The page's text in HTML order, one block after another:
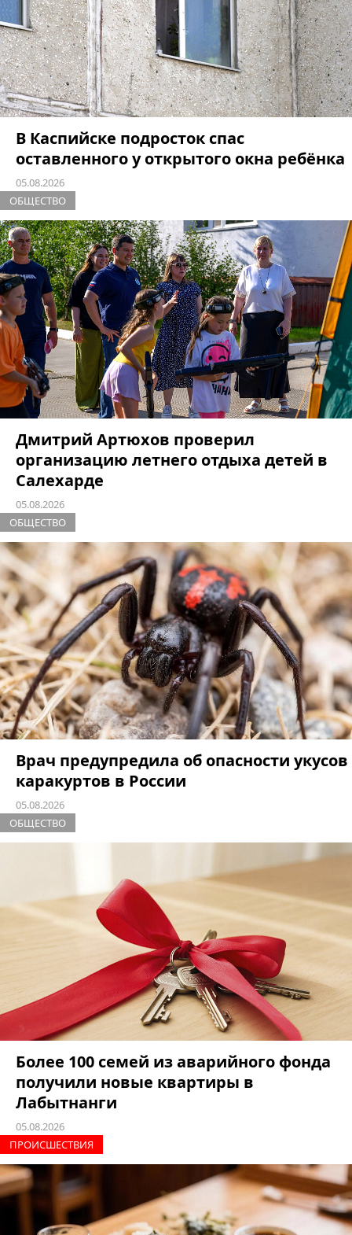
В Каспийске подросток спас
оставленного у открытого окна ребёнка
05.08.2026
ОБЩЕСТВО
Дмитрий Артюхов проверил
организацию летнего отдыха детей в
Салехарде
05.08.2026
ОБЩЕСТВО
Врач предупредила об опасности укусов
каракуртов в России
05.08.2026
ОБЩЕСТВО
Более 100 семей из аварийного фонда
получили новые квартиры в
Лабытнанги
05.08.2026
ПРОИCШЕСТВИЯ